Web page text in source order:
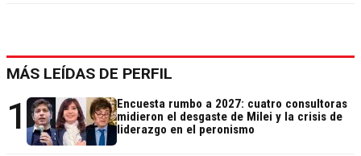
MÁS LEÍDAS DE PERFIL
1
Encuesta rumbo a 2027: cuatro consultoras
midieron el desgaste de Milei y la crisis de
liderazgo en el peronismo